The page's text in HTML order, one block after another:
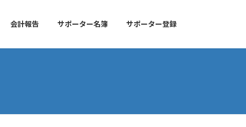
会計報告 サポーター名簿 サポーター登録